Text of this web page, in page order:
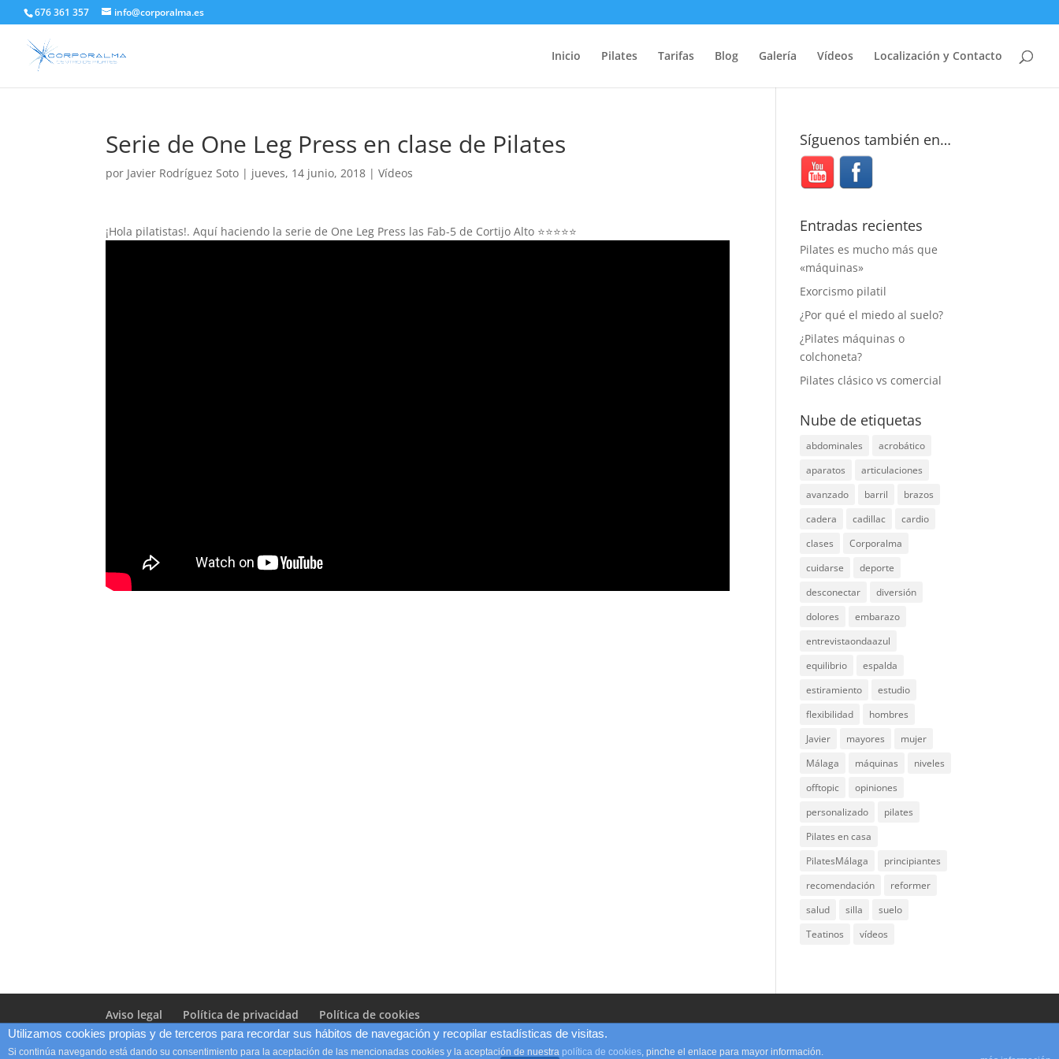
676 361 357 info@corporalma.es
Inicio Pilates Tarifas Blog Galería Vídeos Localización y Contacto
Serie de One Leg Press en clase de Pilates
por Javier Rodríguez Soto | jueves, 14 junio, 2018 |Vídeos
¡Hola pilatistas!. Aquí haciendo la serie de One Leg Press las Fab-5 de Cortijo Alto ⭐⭐⭐⭐⭐
Síguenos también en…
Entradas recientes
Pilates es mucho más que
«máquinas»
Exorcismo pilatil
¿Por qué el miedo al suelo?
¿Pilates máquinas o
colchoneta?
Pilates clásico vs comercial
Nube de etiquetas
abdominales
acrobático
aparatos
articulaciones
avanzado
barril
brazos
cadera
cadillac
cardio
clases
Corporalma
cuidarse
deporte
desconectar
diversión
dolores
embarazo
entrevistaondaazul
equilibrio
espalda
estiramiento
estudio
flexibilidad
hombres
Javier
mayores
mujer
Málaga
máquinas
niveles
offtopic
opiniones
personalizado
pilates
Pilates en casa
PilatesMálaga
principiantes
recomendación
reformer
salud
silla
suelo
Teatinos
vídeos
Aviso legal Política de privacidad Política de cookies
Utilizamos cookies propias y de terceros para recordar sus hábitos de navegación y recopilar estadísticas de visitas.
Si continúa navegando está dando su consentimiento para la aceptación de las mencionadas cookies y la aceptación de nuestra política de cookies, pinche el enlace para mayor información.